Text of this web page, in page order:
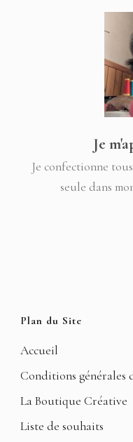
Je
Je confectionne
seule dans
Plan du Site
Accueil
Conditions générales
La Boutique Créative
Liste de souhaits